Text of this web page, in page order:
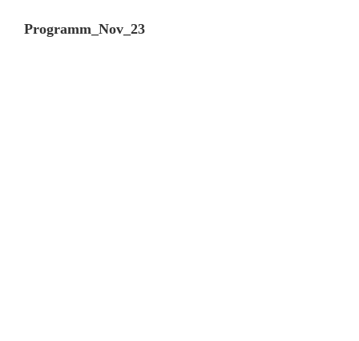
Programm_Nov_23